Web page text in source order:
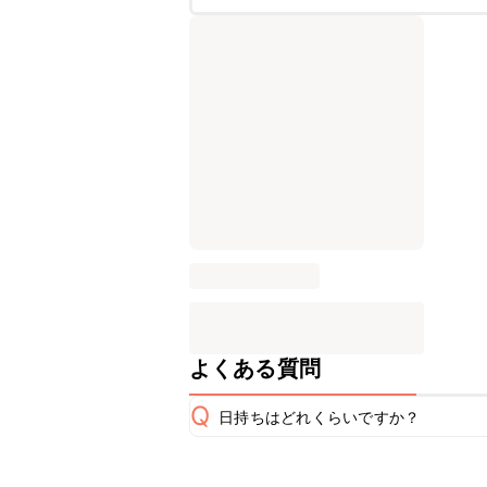
よくある質問
Q 日持ちはどれくらいですか？